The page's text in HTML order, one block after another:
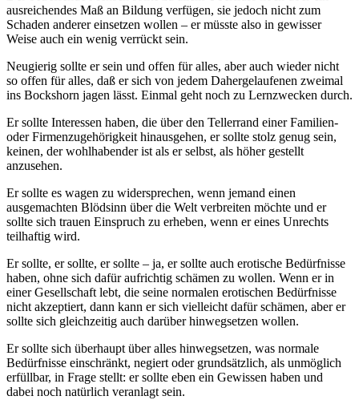
ausreichendes Maß an Bildung verfügen, sie jedoch nicht zum
Schaden anderer einsetzen wollen – er müsste also in gewisser
Weise auch ein wenig verrückt sein.
Neugierig sollte er sein und offen für alles, aber auch wieder nicht
so offen für alles, daß er sich von jedem Dahergelaufenen zweimal
ins Bockshorn jagen lässt. Einmal geht noch zu Lernzwecken durch.
Er sollte Interessen haben, die über den Tellerrand einer Familien-
oder Firmenzugehörigkeit hinausgehen, er sollte stolz genug sein,
keinen, der wohlhabender ist als er selbst, als höher gestellt
anzusehen.
Er sollte es wagen zu widersprechen, wenn jemand einen
ausgemachten Blödsinn über die Welt verbreiten möchte und er
sollte sich trauen Einspruch zu erheben, wenn er eines Unrechts
teilhaftig wird.
Er sollte, er sollte, er sollte – ja, er sollte auch erotische Bedürfnisse
haben, ohne sich dafür aufrichtig schämen zu wollen. Wenn er in
einer Gesellschaft lebt, die seine normalen erotischen Bedürfnisse
nicht akzeptiert, dann kann er sich vielleicht dafür schämen, aber er
sollte sich gleichzeitig auch darüber hinwegsetzen wollen.
Er sollte sich überhaupt über alles hinwegsetzen, was normale
Bedürfnisse einschränkt, negiert oder grundsätzlich, als unmöglich
erfüllbar, in Frage stellt: er sollte eben ein Gewissen haben und
dabei noch natürlich veranlagt sein.